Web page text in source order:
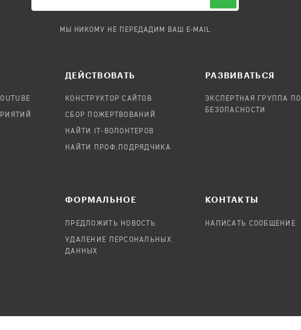
МЫ НИКОМУ НЕ ПЕРЕДАДИМ ВАШ E-MAIL
ДЕЙСТВОВАТЬ
КОНСТРУКТОР САЙТОВ
СБОР ПОЖЕРТВОВАНИЙ
НАЙТИ IT-ВОЛОНТЕРОВ
НАЙТИ ПРОФ.ПОДРЯДЧИКА
РАЗВИВАТЬСЯ
ЭКСПЕРТНАЯ ГРУППА ПО
БЕЗОПАСНОСТИ
ФОРМАЛЬНОЕ
ПРЕДЛОЖИТЬ НОВОСТЬ
УДАЛЕНИЕ ПЕРСОНАЛЬНЫХ
ДАННЫХ
КОНТАКТЫ
НАПИСАТЬ СООБЩЕНИЕ